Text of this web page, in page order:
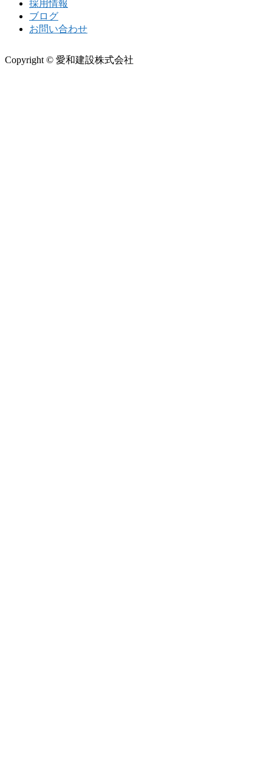
採用情報
ブログ
お問い合わせ
Copyright © 愛和建設株式会社